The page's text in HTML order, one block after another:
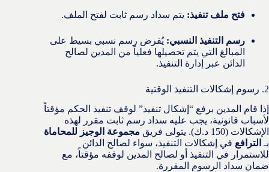
فتح ملف تنفيذ: يتم سداد رسم ثابت لفتح الملف.
رسم التنفيذ النسبي: يُفرض رسم نسبي بسيط على
المبالغ التي يتم تحصيلها فعلياً من المدين لصالح
الدائن عبر إدارة التنفيذ.
2. رسوم إشكالات التنفيذ الوقتية
إذا قام المدين برفع “إشكال تنفيذ” لوقف تنفيذ الحكم مؤقتاً
لأسباب قانونية، يجب عليه سداد رسم ثابت مقرر لهذه
الإشكالات (150 د.ك). يتولى فريق
مجموعة الوجيز للمحاماة
بـ الترافع في إشكالات التنفيذ، سواء لصالح الدائن
للاستمرار في التنفيذ أو لصالح المدين لوقفه مؤقتاً، مع
ضمان سداد الرسوم المقررة.